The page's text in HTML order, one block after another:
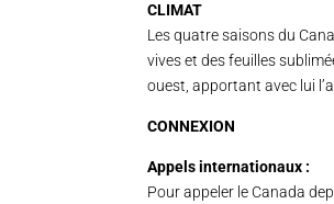
CLIMAT
Les quatre saisons du
vives et des feuilles
ouest, apportant avec lui
CONNEXION
Appels internationaux :
Pour appeler le Canada